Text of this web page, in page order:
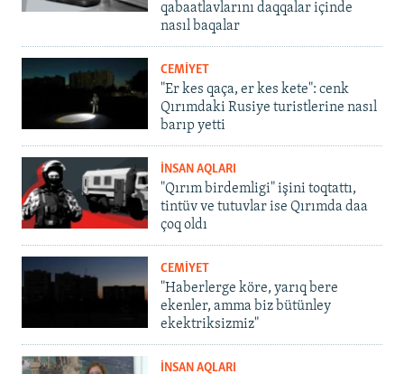
qabaatlavlarını daqqalar içinde
nasıl baqalar
CEMİYET
"Er kes qaça, er kes kete": cenk
Qırımdaki Rusiye turistlerine nasıl
barıp yetti
İNSAN AQLARI
"Qırım birdemligi" işini toqtattı,
tintüv ve tutuvlar ise Qırımda daa
çoq oldı
CEMİYET
"Haberlerge köre, yarıq bere
ekenler, amma biz bütünley
ekektriksizmiz"
İNSAN AQLARI